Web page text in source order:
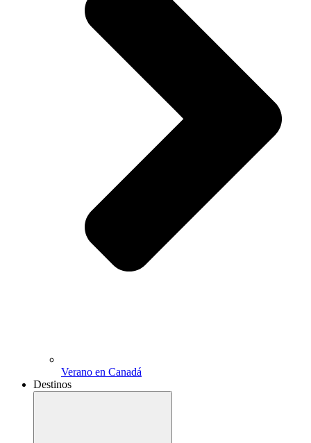
Verano en Canadá
Destinos